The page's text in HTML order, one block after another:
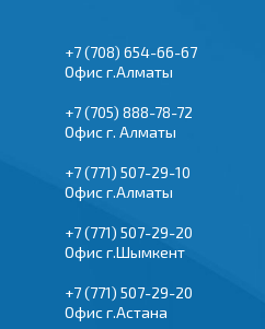
+7 (708) 654-66-67
Офис г.Алматы
+7 (705) 888-78-72
Офис г. Алматы
+7 (771) 507-29-10
Офис г.Алматы
+7 (771) 507-29-20
Офис г.Шымкент
+7 (771) 507-29-20
Офис г.Астана